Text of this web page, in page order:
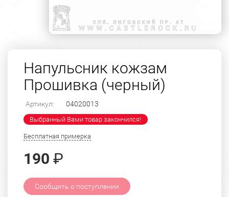
Напульсник кожзам
Прошивка (черный)
Артикул: 04020013
Выбранный Вами товар закончился!
Бесплатная примерка
190 ₽
Сообщить о поступлении